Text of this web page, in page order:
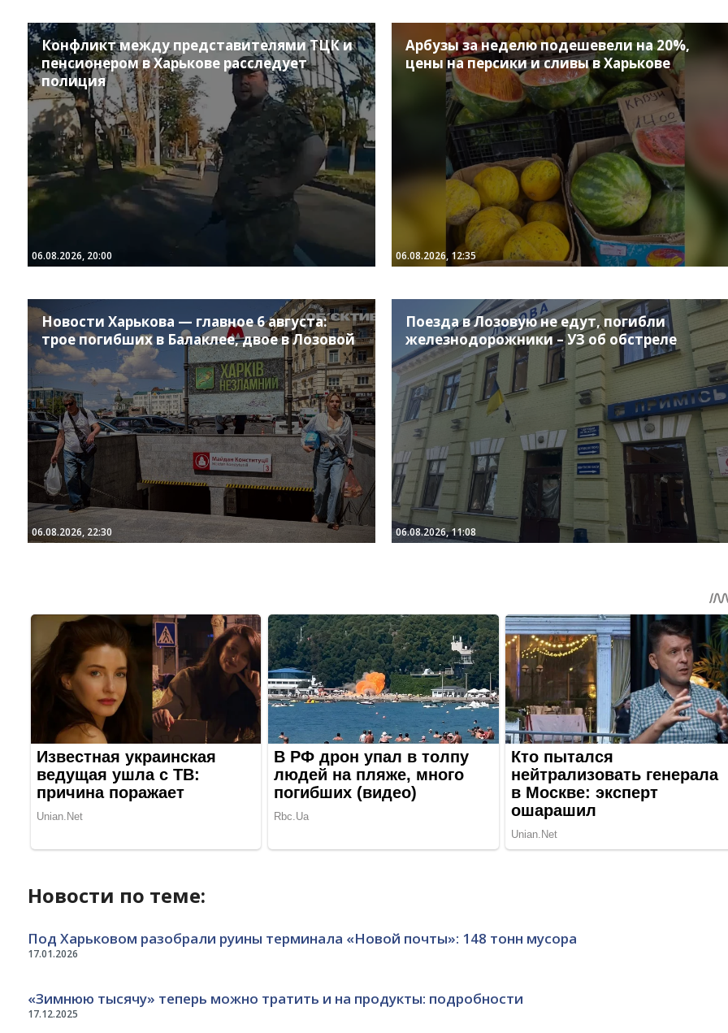
Конфликт между представителями ТЦК и
пенсионером в Харькове расследует
полиция
06.08.2026, 20:00
Арбузы за неделю подешевели на 20%,
цены на персики и сливы в Харькове
06.08.2026, 12:35
Новости Харькова — главное 6 августа:
трое погибших в Балаклее, двое в Лозовой
06.08.2026, 22:30
Поезда в Лозовую не едут, погибли
железнодорожники – УЗ об обстреле
06.08.2026, 11:08
Новости по теме:
17.01.2026
Под Харьковом разобрали руины терминала «Новой почты»: 148 тонн мусора
17.12.2025
«Зимнюю тысячу» теперь можно тратить и на продукты: подробности
InstagramFacebook
TwitterYoutube